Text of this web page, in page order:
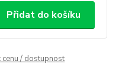
Přidat do košíku
cenu / dostupnost